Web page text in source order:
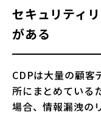
セキュリティ
がある
CDPは大量の顧客
所にまとめている
場合、情報漏洩の